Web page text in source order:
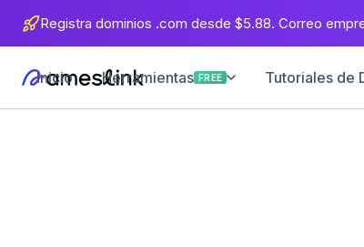
Registra dominios .com desde $5.88. Correo
Inicio Herramientas FREE Tutoriales de